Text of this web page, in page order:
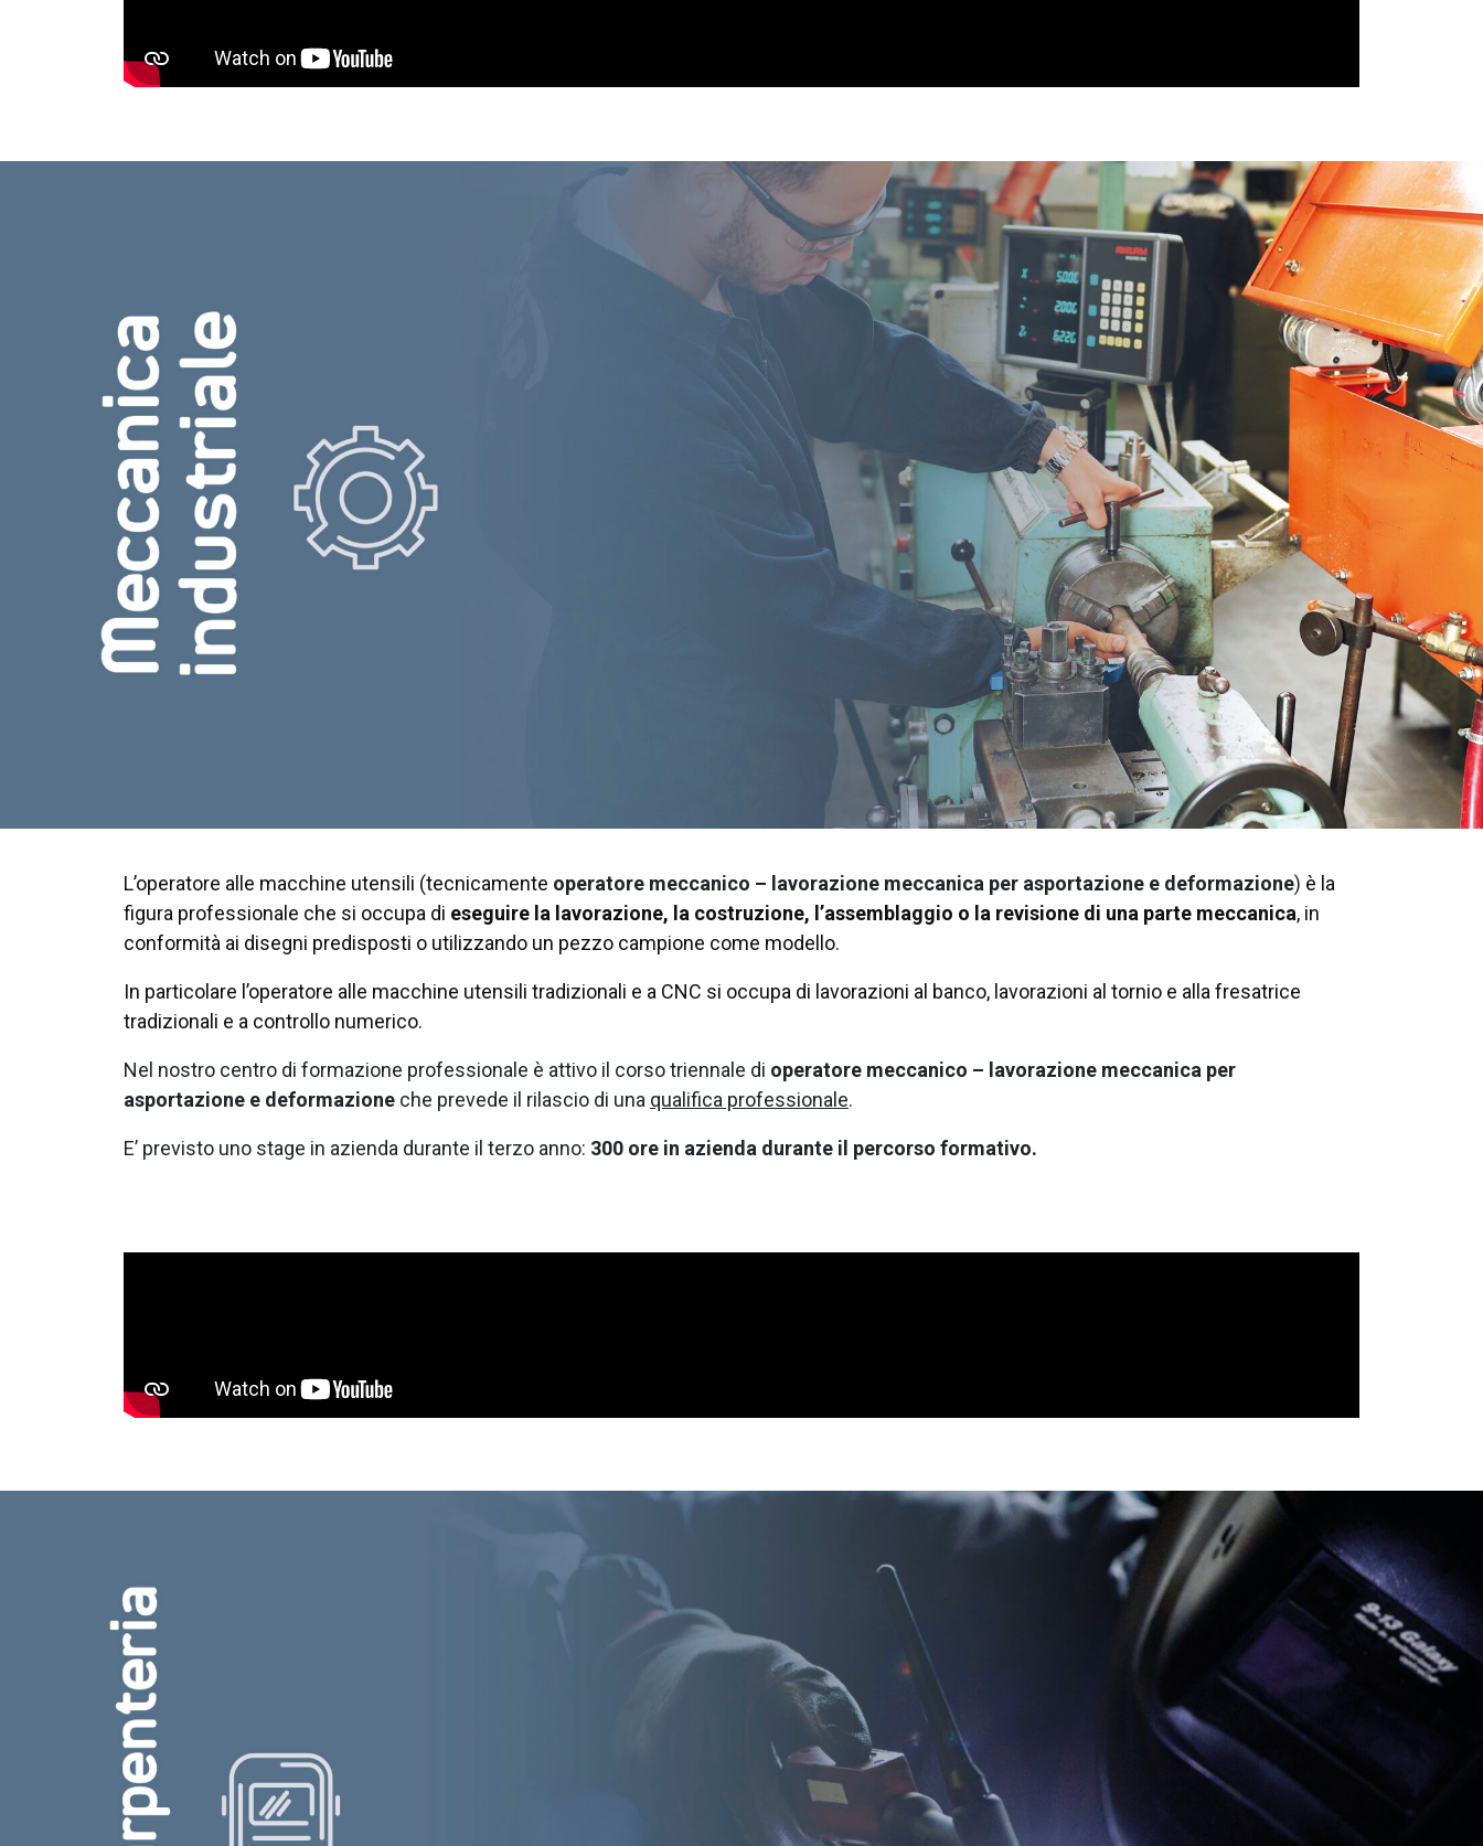
L’operatore alle macchine utensili (tecnicamente operatore meccanico – lavorazione meccanica per asportazione e deformazione) è la
figura professionale che si occupa di eseguire la lavorazione, la costruzione, l’assemblaggio o la revisione di una parte meccanica, in
conformità ai disegni predisposti o utilizzando un pezzo campione come modello.
In particolare l’operatore alle macchine utensili tradizionali e a CNC si occupa di lavorazioni al banco, lavorazioni al tornio e alla fresatrice
tradizionali e a controllo numerico.
Nel nostro centro di formazione professionale è attivo il corso triennale di operatore meccanico – lavorazione meccanica per
asportazione e deformazione che prevede il rilascio di una qualifica professionale.
E’ previsto uno stage in azienda durante il terzo anno: 300 ore in azienda durante il percorso formativo.